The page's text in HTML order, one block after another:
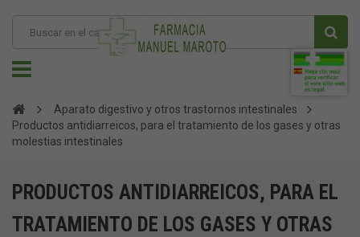
Aparato digestivo y otros trastornos intestinales
Productos antidiarreicos, para el tratamiento de los gases y otras
molestias intestinales
PRODUCTOS ANTIDIARREICOS, PARA EL
TRATAMIENTO DE LOS GASES Y OTRAS